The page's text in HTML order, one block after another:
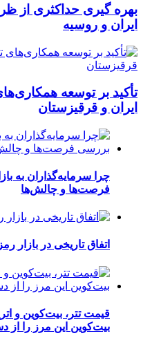
بهره گیری حداکثری از
ایران و روسیه
تأکید بر توسعه
ایران و قرقیزستان
چرا سرمایه‌گذاران به
فرصت‌ها و چالش‌ها
اتفاق تاریخی در بازار
بیت‌کوین این مرز را از